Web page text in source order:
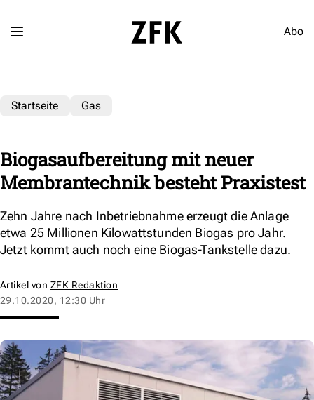
Abo
Startseite Gas
Biogasaufbereitung mit neuer
Membrantechnik besteht Praxistest
Zehn Jahre nach Inbetriebnahme erzeugt die Anlage
etwa 25 Millionen Kilowattstunden Biogas pro Jahr.
Jetzt kommt auch noch eine Biogas-Tankstelle dazu.
Artikel von ZFK Redaktion
29.10.2020, 12:30 Uhr